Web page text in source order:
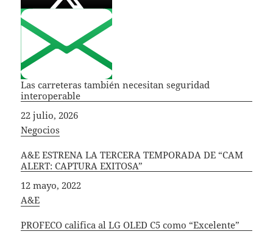
Las carreteras también necesitan seguridad
interoperable
Fecha
22 julio, 2026
In relation to
Negocios
A&E ESTRENA LA TERCERA TEMPORADA DE “CAM
ALERT: CAPTURA EXITOSA”
Fecha
12 mayo, 2022
In relation to
A&E
PROFECO califica al LG OLED C5 como “Excelente”